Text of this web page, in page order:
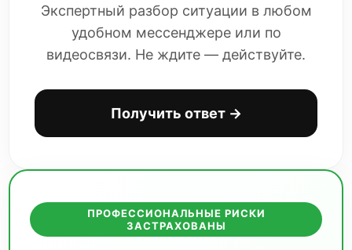
Экспертный разбор ситуации в любом
удобном мессенджере или по
видеосвязи. Не ждите — действуйте.
Получить ответ →
ПРОФЕССИОНАЛЬНЫЕ РИСКИ
ЗАСТРАХОВАНЫ